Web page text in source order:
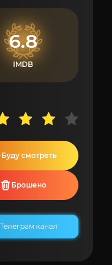
6.8
IMDB
Буду смотреть
Брошено
Телеграм канал